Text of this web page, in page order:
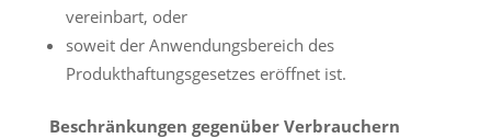
vereinbart, oder
soweit der Anwendungsbereich des
Produkthaftungsgesetzes eröffnet ist.
Beschränkungen gegenüber Verbrauchern